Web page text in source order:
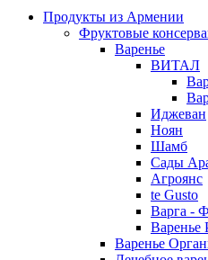
Продукты из Армении
Фруктовые
Варенье
ВИТАЛ
Иджеван
Ноян
Шамб
Сады
Агроянс
te Gusto
Варга -
Варенье
Варенье